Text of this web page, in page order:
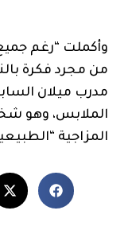
وأكملت “رغم
من مجرد فكرة
مدرب ميلان
الملابس، وهو
المزاجية